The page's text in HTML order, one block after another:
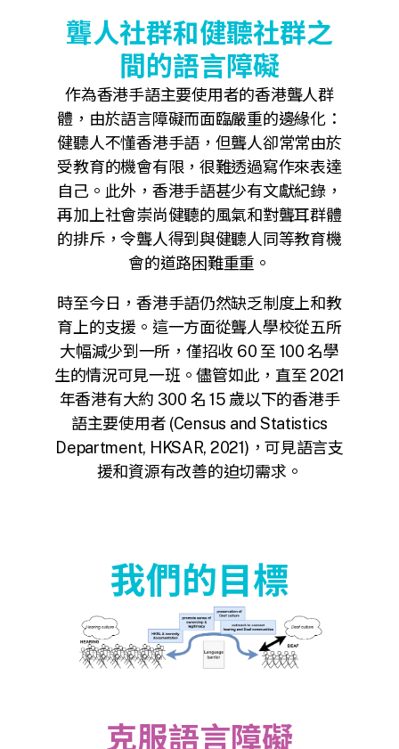
聾人社群和健聽社群之
間的語言障礙
作為香港手語主要使用者的香港聾人群
體，由於語言障礙而面臨嚴重的邊緣化：
健聽人不懂香港手語，但聾人卻常常由於
受教育的機會有限，很難透過寫作來表達
自己。此外，香港手語甚少有文獻紀錄，
再加上社會崇尚健聽的風氣和對聾耳群體
的排斥，令聾人得到與健聽人同等教育機
會的道路困難重重。
時至今日，香港手語仍然缺乏制度上和教
育上的支援。這一方面從聾人學校從五所
大幅減少到一所，僅招收 60 至 100 名學
生的情況可見一班。儘管如此，直至 2021
年香港有大約 300 名 15 歲以下的香港手
語主要使用者 (Census and Statistics
Department, HKSAR, 2021)，可見語言支
援和資源有改善的迫切需求。
我們的目標
克服語言障礙